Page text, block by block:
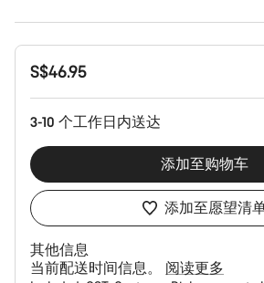
产
S$46.95
3-10 个工作日内送达
添加至购物车
添加至愿望清
其他信息
当前配送时间信息。 阅读更多